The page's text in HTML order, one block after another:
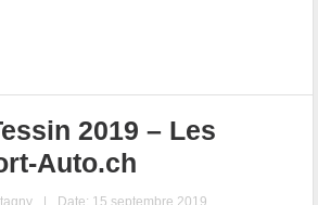
2019 – Les
Auto.ch
| Date: 15 septembre 2019